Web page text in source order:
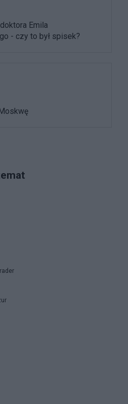
Emila
- czy to był spisek?